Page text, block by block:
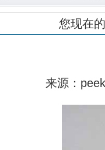
您现在
来源：